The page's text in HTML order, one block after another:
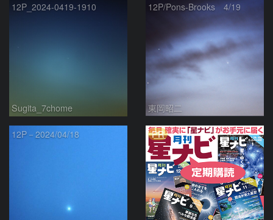
12P_2024-0419-1910
Sugita_7chome
12P/Pons-Brooks 4/19
東岡昭二
12P－2024/04/18 PR